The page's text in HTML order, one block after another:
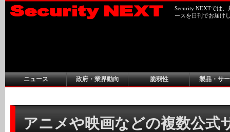
Security NEXTでは
ースを日刊でお届け
ニュース 政府・業界動向 脆弱性 製品・サ
アニメや映画などの複数公式